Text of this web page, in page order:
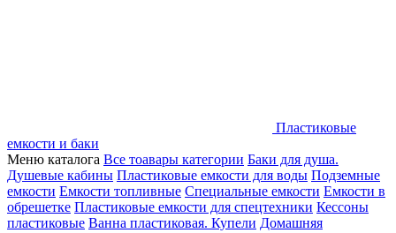
Пластиковые
емкости и баки
Меню каталога Все тоавары категории Баки для душа.
Душевые кабины Пластиковые емкости для воды Подземные
емкости Емкости топливные Специальные емкости Емкости в
обрешетке Пластиковые емкости для спецтехники Кессоны
пластиковые Ванна пластиковая. Купели Домашняя